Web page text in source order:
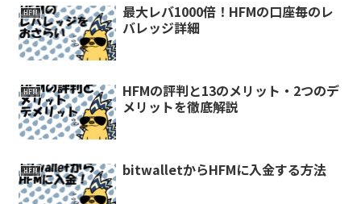
HFM
最大レバ1000倍！HFMの口座毎のレ
バレッジ詳細
HFM
HFMの評判と13のメリット・2つのデ
メリットを徹底解説
HFM bitwalletからHFMに入金する方法